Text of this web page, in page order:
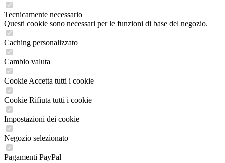
Tecnicamente necessario
Questi cookie sono necessari per le funzioni di base del negozio.
Caching personalizzato
Cambio valuta
Cookie Accetta tutti i cookie
Cookie Rifiuta tutti i cookie
Impostazioni dei cookie
Negozio selezionato
Pagamenti PayPal